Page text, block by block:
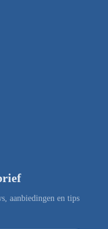
aanbiedingen en tips